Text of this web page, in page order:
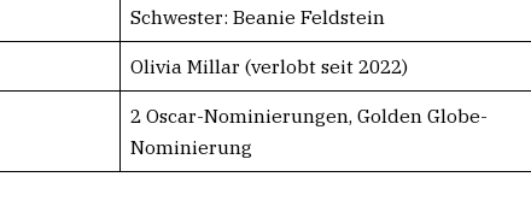
Schwester: Beanie Feldstein
Olivia Millar (verlobt seit 2022)
2 Oscar-Nominierungen, Golden Globe-
Nominierung